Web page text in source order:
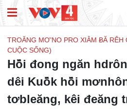
TROĂNG MƠ’NO PRO XIÂM ɃĂ RÊH
CUỘC SỐNG)
Hô̆i đong ngăn
dêi Kuô̆k hô̆i
tơbleăng, kêi đeăng